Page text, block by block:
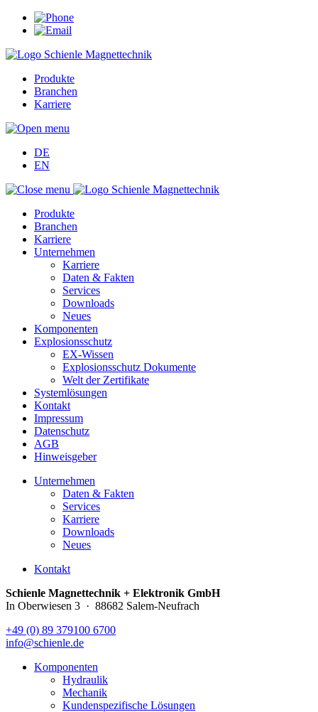
Produkte
Branchen
Karriere
DE
EN
Produkte
Branchen
Karriere
Unternehmen
Karriere
Daten & Fakten
Services
Downloads
Neues
Komponenten
Explosionsschutz
EX-Wissen
Explosionsschutz Dokumente
Welt der Zertifikate
Systemlösungen
Kontakt
Impressum
Datenschutz
AGB
Hinweisgeber
Unternehmen
Daten & Fakten
Services
Karriere
Downloads
Neues
Kontakt
Schienle Magnettechnik + Elektronik GmbH
In Oberwiesen 3 · 88682 Salem-Neufrach
+49 (0) 89 379100 6700
info@schienle.de
Komponenten
Hydraulik
Mechanik
Kundenspezifische Lösungen